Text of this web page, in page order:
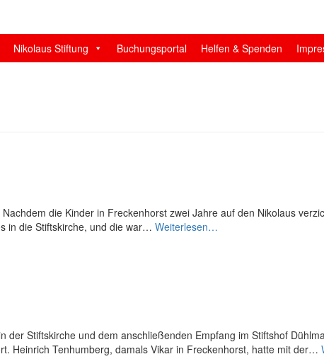
Nikolaus Stiftung Buchungsportal Helfen & Spenden
die Kinder in Freckenhorst zwei Jahre auf den Nikolaus
in die Stiftskirche, und die war… Weiterlesen…
Stiftskirche und dem anschließenden Empfang im Stiftshof
Heinrich Tenhumberg, damals Vikar in Freckenhorst, hatte mit der…